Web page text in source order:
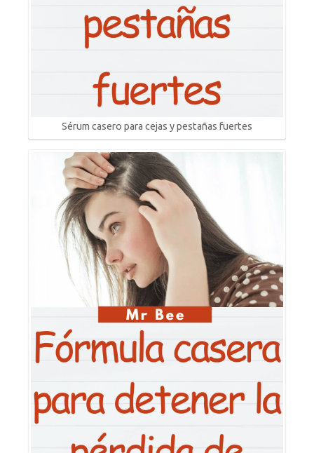
Sérum casero para cejas y pestañas fuertes